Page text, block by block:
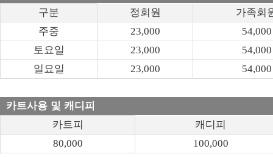
구분
정회원
가족회
주중
23,000
54,000
토요일
23,000
54,000
일요일
23,000 54,000
카트사용 및 캐디피
카트피
캐디피
80,000
100,000